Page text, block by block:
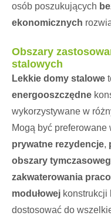
osób poszukujących
ekonomicznych
Obszary
stalowych
Lekkie domy stalowe
energooszczędne
wykorzystywane w
Mogą być
prywatne rezydencje,
obszary
zakwaterowania
modułowej konstrukcji
dostosować do